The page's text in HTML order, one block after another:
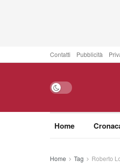
Contatti Pubblicità
Home
Home Tag Roberto